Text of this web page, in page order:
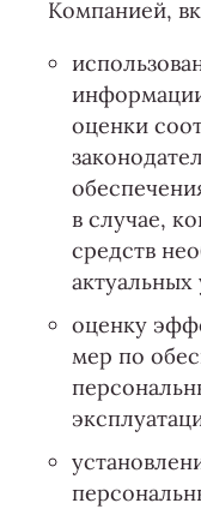
Компанией,
оценки
в случае,
средств
актуальных
оценку
мер по